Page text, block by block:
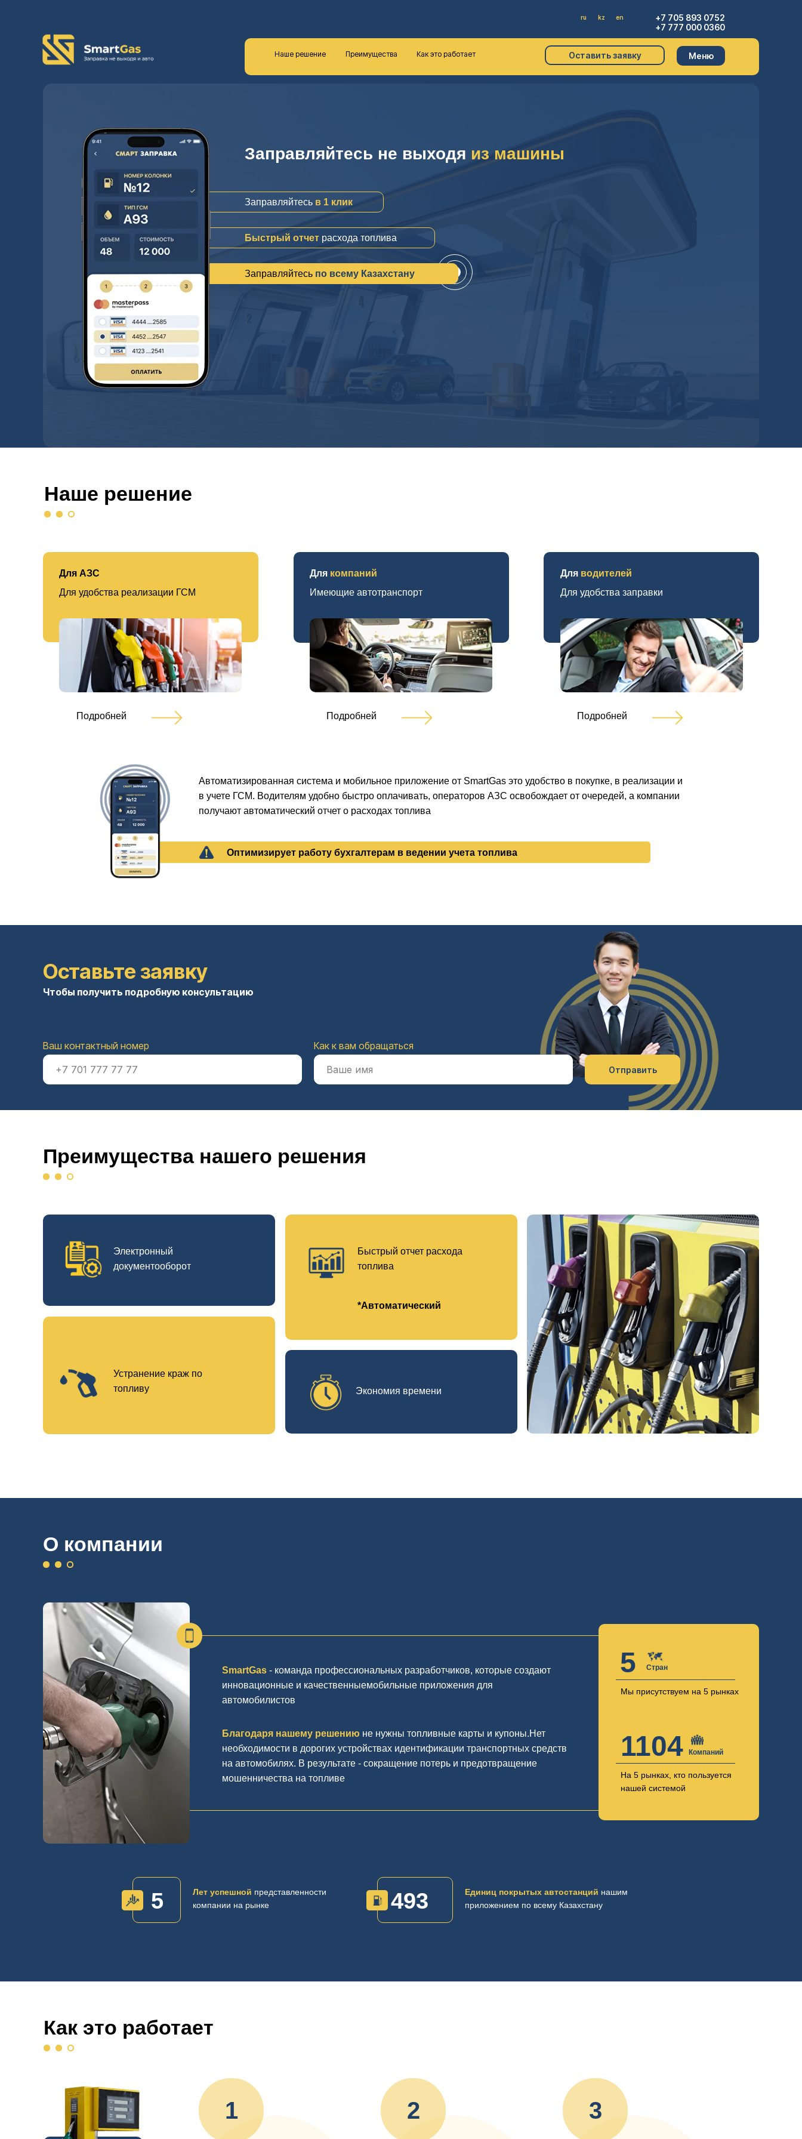
Наше решение Преимущества Как это работает Оставить заявку Меню
en
kz
ru
+7 777 000 0360
+7 705 893 0752
Заправляйтесь не выходя из машины
Заправляйтесь в 1 клик
Быстрый отчет расхода топлива
Заправляйтесь по всему Казахстану
Наше решение
Автоматизированная система и мобильное приложение от SmartGas это удобство в покупке, в реализации и
в учете ГСМ. Водителям удобно быстро оплачивать, операторов АЗС освобождает от очередей, а компании
получают автоматический отчет о расходах топлива
Оптимизирует работу бухгалтерам в ведении учета топлива
Для водителей
Для удобства заправки
Подробней
Для компаний
Имеющие автотранспорт
Подробней
Для АЗС
Для удобства реализации ГСМ
Подробней
Ваш контактный номер Как к вам обращаться
Отправить
Оставьте заявку
Чтобы получить подробную консультацию
Преимущества нашего решения
Электронный
документооборот
Устранение краж по
топливу
Экономия времени
Быстрый отчет расхода
топлива
*Автоматический
О компании
SmartGas - команда профессиональных разработчиков, которые создают
инновационные и качественныемобильные приложения для
автомобилистов
Благодаря нашему решению не нужны топливные карты и купоны.Нет
необходимости в дорогих устройствах идентификации транспортных средств
на автомобилях. В результате - сокращение потерь и предотвращение
мошенничества на топливе
5 Стран
Мы присутствуем на 5 рынках
1110 Компаний
На 5 рынках, кто пользуется
нашей системой
5 Лет успешной представленности
компании на рынке
500 Единиц покрытых автостанций нашим
приложением по всему Казахстану
Как это работает
1 2 3
Отпуск топлива контролиру ется системой